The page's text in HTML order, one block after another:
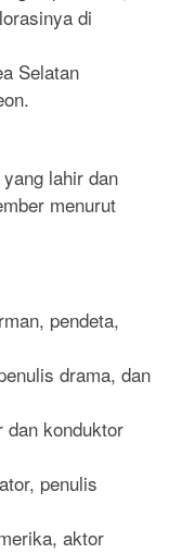
di
Selatan
lahir dan
menurut
pendeta,
drama, dan
dan konduktor
penulis
aktor